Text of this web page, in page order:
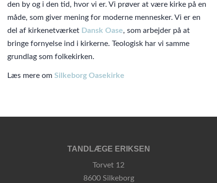
den by og i den tid, hvor vi er. Vi prøver at være kirke på en
måde, som giver mening for moderne mennesker. Vi er en
del af kirkenetværket Dansk Oase, som arbejder på at
bringe fornyelse ind i kirkerne. Teologisk har vi samme
grundlag som folkekirken.
Læs mere om Silkeborg Oasekirke
TANDLÆGE ERIKSEN
Torvet 12
8600 Silkeborg